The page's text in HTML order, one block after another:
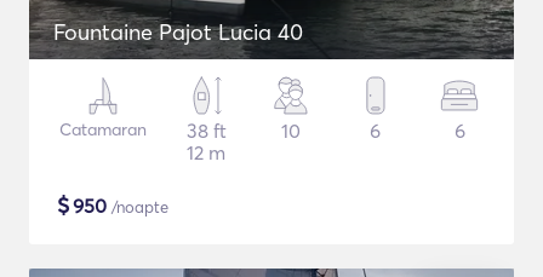
Fountaine Pajot Lucia 40
Catamaran
38 ft
12 m
10 6 6
$950 /noapte